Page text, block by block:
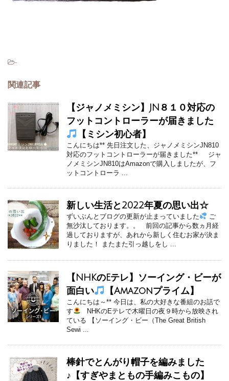
-
関連記事
【ジャノメミシン】JN８１０対応の
フットコントローラーが届きました
【ミシン初心者】
こんにちは** 先日注文した、ジャノメミシンJN810
対応のフットコントローラーが届きました** ジャ
ノメミシンJN810はAmazonで購入しましたが、フ
ットコントローラ ...
新しい生活と2022年夏の思い出☆
ずいぶんとブログの更新が止まっていました
ご
無沙汰しております。。 前回の記事から数ヵ月経
過しておりますが、あれから新しく住むお家が決ま
りました！ またまた引っ越しをし ...
【NHKのEテレ】ソーイング・ビーが
面白い
【Amazonプライム】
こんにちは～** 今日は、私の大好きな番組のお話で
す
NHKのEテレで木曜日の夜９時から放映され
ている 【ソーイング・ビー（The Great British
Sewi ...
棒針でとんがり帽子を編みました
♪【すぎやまともの手編みこもの】